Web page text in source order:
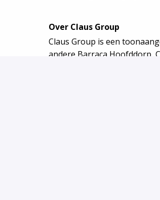
Over Claus Group
Claus Group is een
andere Barraca Hoofddorp,